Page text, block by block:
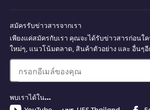
สมัครรับข่าวสารจากเรา
เพียงแค่สมัครกับเรา คุณจะได้รับข่าวสารก่อนใ
ใหม่ๆ, แนวโน้มตลาด, สินค้าตัวอย่าง และ อื่นๆอี
กรอกอีเมล์ของคุณ
พบเราได้ใน…